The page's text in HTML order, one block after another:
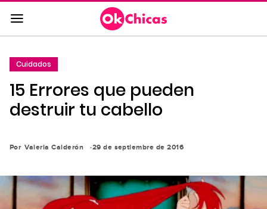
Saltar
al
contenido
la
navegación
Cuidados
15 Errores que pueden
destruir tu cabello
Por Valeria Calderón 29 de septiembre de 2016